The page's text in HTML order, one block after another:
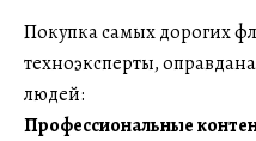
Покупка самых дорогих
техноэксперты,
людей:
Профессиональные